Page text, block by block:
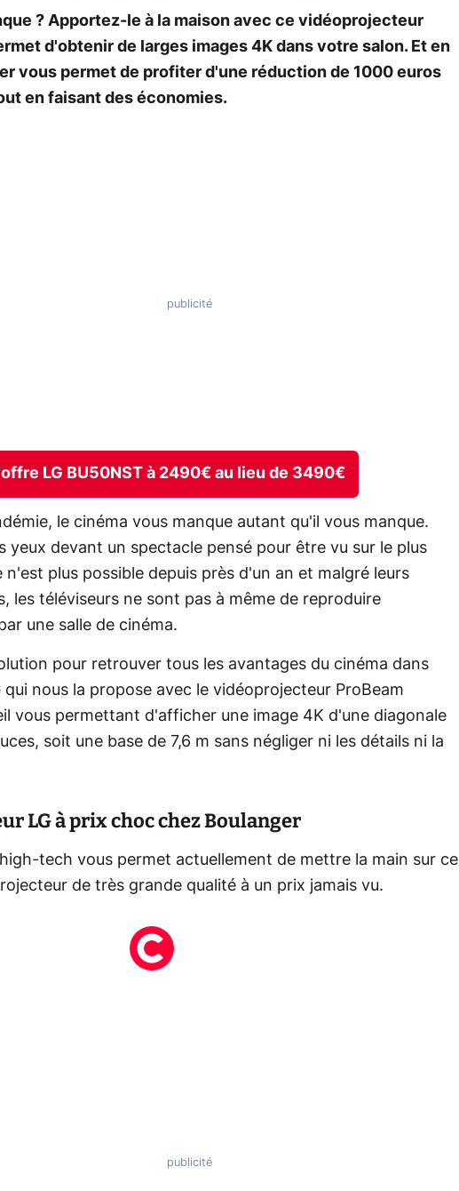
? Apportez-le à la maison avec ce vidéoprojecteur
d'obtenir de larges images 4K dans votre salon. Et en
vous permet de profiter d'une réduction de 1000 euros
en faisant des économies.
LG BU50NST à 2490€ au lieu de 3490€
le cinéma vous manque autant qu'il vous manque.
yeux devant un spectacle pensé pour être vu sur le plus
n'est plus possible depuis près d'un an et malgré leurs
les téléviseurs ne sont pas à même de reproduire
une salle de cinéma.
pour retrouver tous les avantages du cinéma dans
qui nous la propose avec le vidéoprojecteur ProBeam
vous permettant d'afficher une image 4K d'une diagonale
soit une base de 7,6 m sans négliger ni les détails ni la
LG à prix choc chez Boulanger
tech vous permet actuellement de mettre la main sur ce
de très grande qualité à un prix jamais vu.